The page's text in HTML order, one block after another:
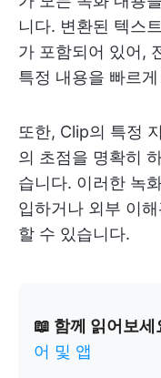
니다. 변환된 텍스
가 포함되어 있어,
특정 내용을 빠르
또한, Clip의 특정
의 초점을 명확히
습니다. 이러한 녹
입하거나 외부 이
할 수 있습니다.
📖 함께 읽어보세
어 및 앱